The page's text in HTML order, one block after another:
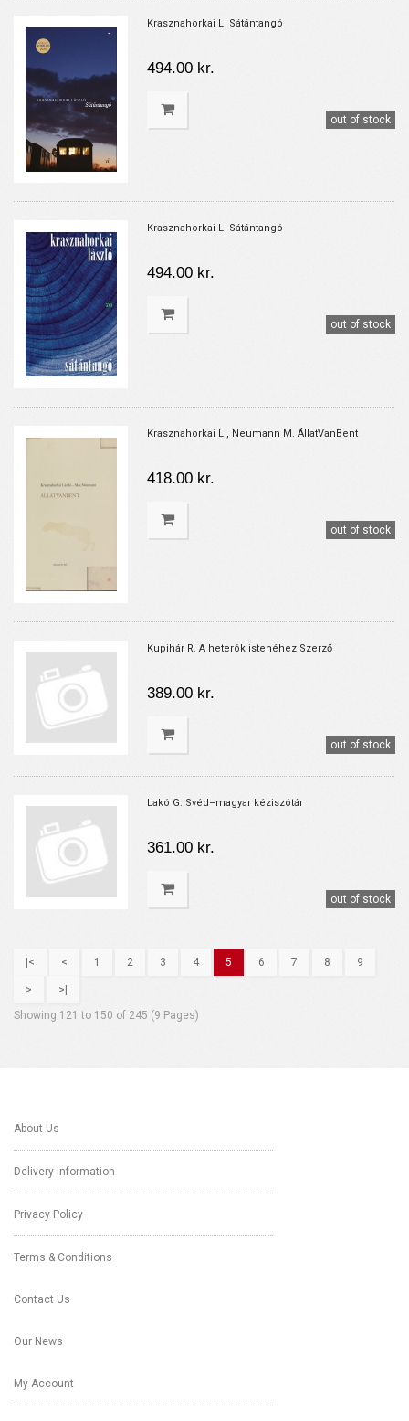
Krasznahorkai L. Sátántangó
494.00 kr.
out of stock
Krasznahorkai L. Sátántangó
494.00 kr.
out of stock
Krasznahorkai L., Neumann M. ÁllatVanBent
418.00 kr.
out of stock
Kupihár R. A heterók istenéhez Szerző
389.00 kr.
out of stock
Lakó G. Svéd–magyar kéziszótár
361.00 kr.
out of stock
|< < 1 2 3 4 5 6 7 8 9
>
>|
Showing 121 to 150 of 245 (9 Pages)
About Us
Delivery Information
Privacy Policy
Terms & Conditions
Contact Us
Our News
My Account